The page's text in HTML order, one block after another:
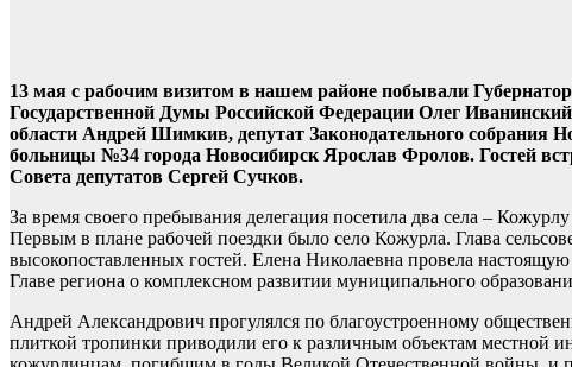
13 мая с рабочим визитом в нашем районе побывали
Государственной Думы Российской Федерации Олег
области Андрей Шимкив, депутат Законодательного собрания
больницы №34 города Новосибирск Ярослав Фролов. Гостей
Совета депутатов Сергей Сучков.
За время своего пребывания делегация посетила два села –
Первым в плане рабочей поездки было село Кожурла. Глава
высокопоставленных гостей. Елена Николаевна провела
Главе региона о комплексном развитии муниципального
Андрей Александрович прогулялся по благоустроенному
плиткой тропинки приводили его к различным объектам